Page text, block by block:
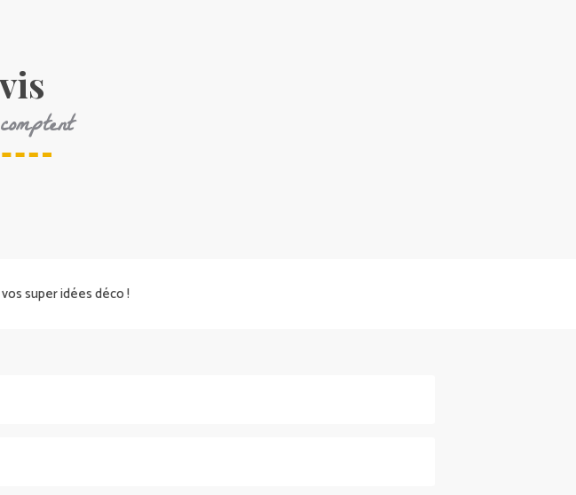
super idées déco !